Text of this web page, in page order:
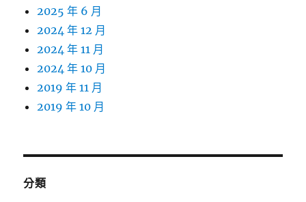
2025 年 6 月
2024 年 12 月
2024 年 11 月
2024 年 10 月
2019 年 11 月
2019 年 10 月
分類